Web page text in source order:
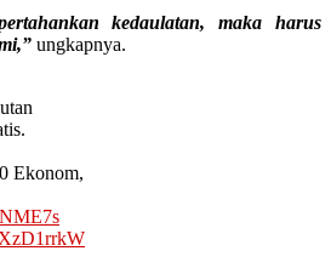
kedaulatan, maka harus
ungkapnya.
Ekonom,